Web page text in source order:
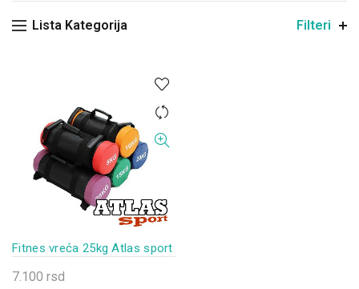
Lista Kategorija Filteri
Fitnes vreća 25kg Atlas sport
7.100 rsd